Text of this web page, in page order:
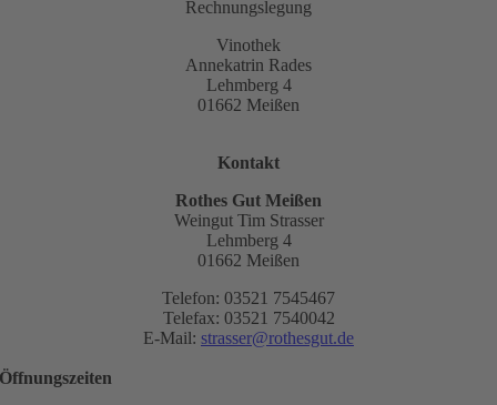
Rechnungslegung
Vinothek
Annekatrin Rades
Lehmberg 4
01662 Meißen
Kontakt
Rothes Gut Meißen
Weingut Tim Strasser
Lehmberg 4
01662 Meißen
Telefon: 03521 7545467
Telefax: 03521 7540042
E-Mail: strasser@rothesgut.de
Öffnungszeiten